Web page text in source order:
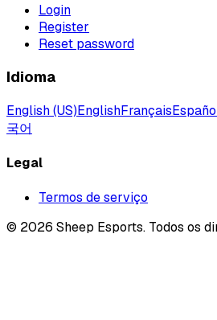
Login
Register
Reset password
Idioma
English (US)EnglishFrançais
국어
Legal
Termos de serviço
© 2026 Sheep Esports. Todos os